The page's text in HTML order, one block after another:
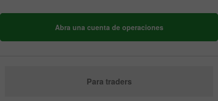
Abra una cuenta de operaciones
Para traders